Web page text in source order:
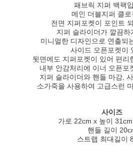
패브릭 지퍼 백팩
메인 더블지퍼 클로
전면 지퍼포켓이 포인트
지퍼 슬라이더가 깔끔하
미니멀한 디자인으로 연출되
사이드 오픈포켓이
뒷면에도 지퍼포켓이 있어 편리
내부 안감처리에 이너 오픈포
지퍼 슬라이더와 핸들 마감,
소가죽을 사용하여 고급스런
사이즈
가로 22cm x 높이
핸들 길이
스트랩 최대길이